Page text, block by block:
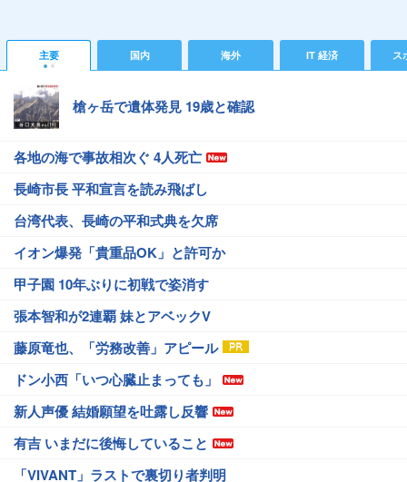
主要 国内 海外 IT 経済 ス
槍ヶ岳で遺体発見 19歳と確認
各地の海で事故相次ぐ 4人死亡
長崎市長 平和宣言を読み飛ばし
台湾代表、長崎の平和式典を欠席
イオン爆発「貴重品OK」と許可か
甲子園 10年ぶりに初戦で姿消す
張本智和が2連覇 妹とアベックV
藤原竜也、「労務改善」アピール
ドン小西「いつ心臓止まっても」
新人声優 結婚願望を吐露し反響
有吉 いまだに後悔していること
「VIVANT」ラストで裏切り者判明